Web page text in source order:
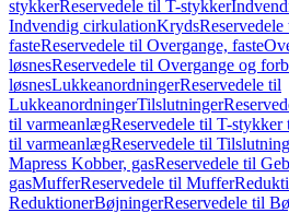
stykkerReservedele til T-stykker
Indvendig cirkulationKryds
fasteReservedele til Overgange, faste
løsnesReservedele til Overgange og
løsnesLukkeanordningerReservedele til
LukkeanordningerTilslutninger
til varmeanlægReservedele til T-
til varmeanlægReservedele til
Mapress Kobber, gasReservedele til
gasMufferReservedele til Muffer
ReduktionerBøjningerReservedele til